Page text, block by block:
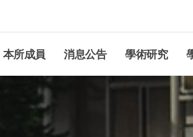
本所成員 消息公告 學術研究